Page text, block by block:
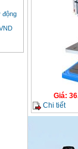
Giá:
Chi tiết